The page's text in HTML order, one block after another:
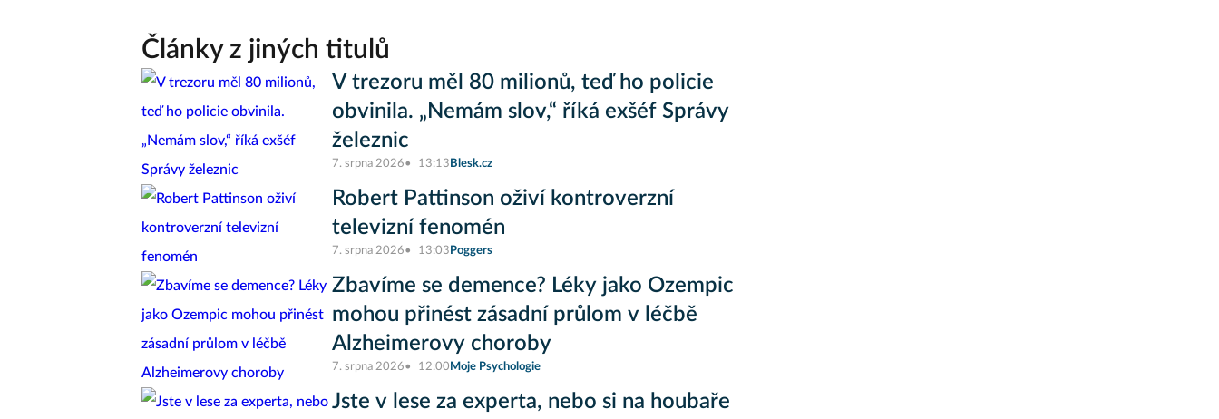
Články z jiných titulů
V trezoru měl 80 milionů, teď ho policie
obvinila. „Nemám slov,“ říká exšéf Správy
železnic
7. srpna 2026 13:13 Blesk.cz
Robert Pattinson oživí kontroverzní
televizní fenomén
7. srpna 2026 13:03 Poggers
Zbavíme se demence? Léky jako Ozempic
mohou přinést zásadní průlom v léčbě
Alzheimerovy choroby
7. srpna 2026 12:00 Moje Psychologie
Jste v lese za experta, nebo si na houbaře